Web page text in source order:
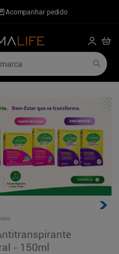
Acompanhar pedido
- 150ml
7º
desodorante
perfumes
9º
sabonete liquido
10º wegovy